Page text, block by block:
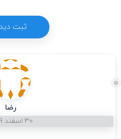
رضا
۳۰ اسفند ۱۳۹۹